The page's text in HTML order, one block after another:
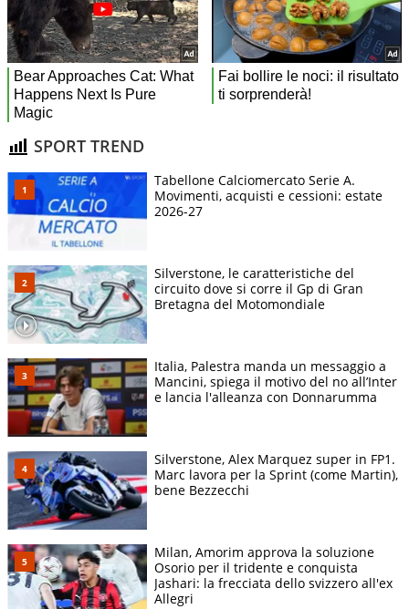
SPORT TREND
Tabellone Calciomercato Serie A.
Movimenti, acquisti e cessioni: estate
2026-27
Silverstone, le caratteristiche del
circuito dove si corre il Gp di Gran
Bretagna del Motomondiale
Italia, Palestra manda un messaggio a
Mancini, spiega il motivo del no all’Inter
e lancia l'alleanza con Donnarumma
Silverstone, Alex Marquez super in FP1.
Marc lavora per la Sprint (come Martin),
bene Bezzecchi
Milan, Amorim approva la soluzione
Osorio per il tridente e conquista
Jashari: la frecciata dello svizzero all'ex
Allegri